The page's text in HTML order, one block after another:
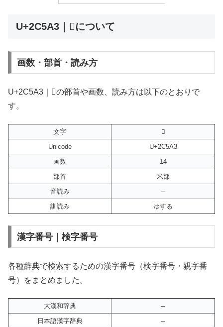
U+2C5A3｜𬖣について
画数・部首・読み方
U+2C5A3｜𬖣の部首や画数、読み方は以下のとおりで
す。
文字
𬖣
Unicode
U+2C5A3
画数
14
部首
米部
音読み
–
訓読み
ゆする
漢字番号｜検字番号
各種辞典で検索するための漢字番号（検字番号・親字番
号）をまとめました。
大漢和辞典
–
日本語漢字辞典
–